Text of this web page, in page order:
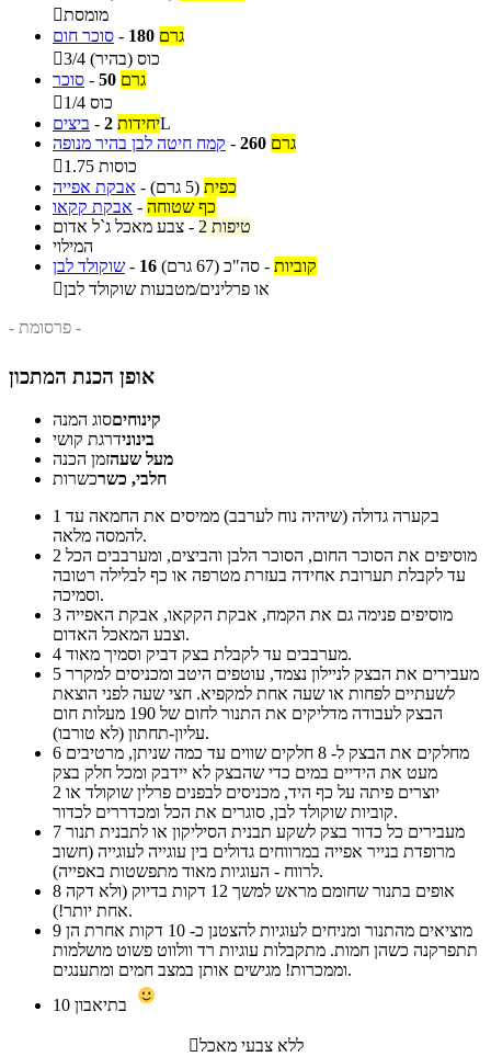
מומסת
סוכר חום - 180 גרם

3/4 כוס (בהיר)
סוכר - 50 גרם

1/4 כוס
ביצים - 2 יחידותL
קמח חיטה לבן בהיר מנופה - 260 גרם

1.75 כוסות
אבקת אפייה - כפית (5 גרם)
אבקת קקאו - כף שטוחה
צבע מאכל ג`ל אדום -
2 טיפות
המילוי
שוקולד לבן - 16 קוביות - סה"כ (67 גרם)
או פרלינים/מטבעות שוקולד לבן
- פרסומת -
אופן הכנת המתכון
קינוחיםסוג המנה
בינונידרגת קושי
מעל שעהזמן הכנה
חלבי, כשרכשרות
1
להמסה מלאה.
2
עד לקבלת תערובת אחידה בעזרת מטרפה או כף לבלילה רטובה
וסמיכה.
3
וצבע המאכל האדום.
4
מערבבים עד לקבלת בצק דביק וסמיך מאוד.
5
לשעתיים לפחות או שעה אחת למקפיא. חצי שעה לפני הוצאת
הבצק לעבודה מדליקים את התנור לחום של 190 מעלות חום
עליון-תחתון (לא טורבו).
6
מעט את הידיים במים כדי שהבצק לא יידבק ומכל חלק בצק
יוצרים פיתה על כף היד, מכניסים לבפנים פרלין שוקולד או 2
קוביות שוקולד לבן, סוגרים את הכל ומכדררים לכדור.
7
מרופדת בנייר אפייה במרווחים גדולים בין עוגייה לעוגייה (חשוב
לרווח - העוגיות מאוד מתפשטות באפייה).
8
אחת יותר!).
9
תתפרקנה כשהן חמות. מתקבלות עוגיות רד וולווט פשוט מושלמות
וממכרות! מגישים אותן במצב חמים ומתענגים.
10
ללא צבעי מאכל